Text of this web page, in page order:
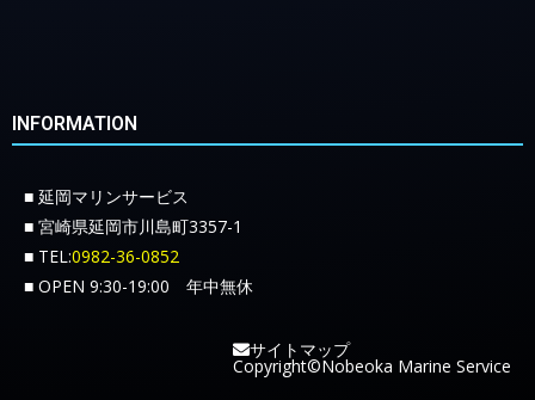
INFORMATION
■ 延岡マリンサービス
■ 宮崎県延岡市川島町3357-1
■ TEL:0982-36-0852
■ OPEN 9:30-19:00 年中無休
サイトマップ
Copyright©Nobeoka Marine Service